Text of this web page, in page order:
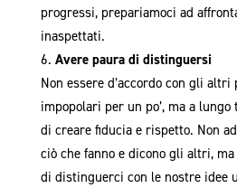
progressi, prepariamoci ad
inaspettati.
Avere paura di distinguersi
Non essere d’accordo con gli altri
impopolari per un po’, ma a
di creare fiducia e rispetto. Non
ciò che fanno e dicono gli altri,
di distinguerci con le nostre idee